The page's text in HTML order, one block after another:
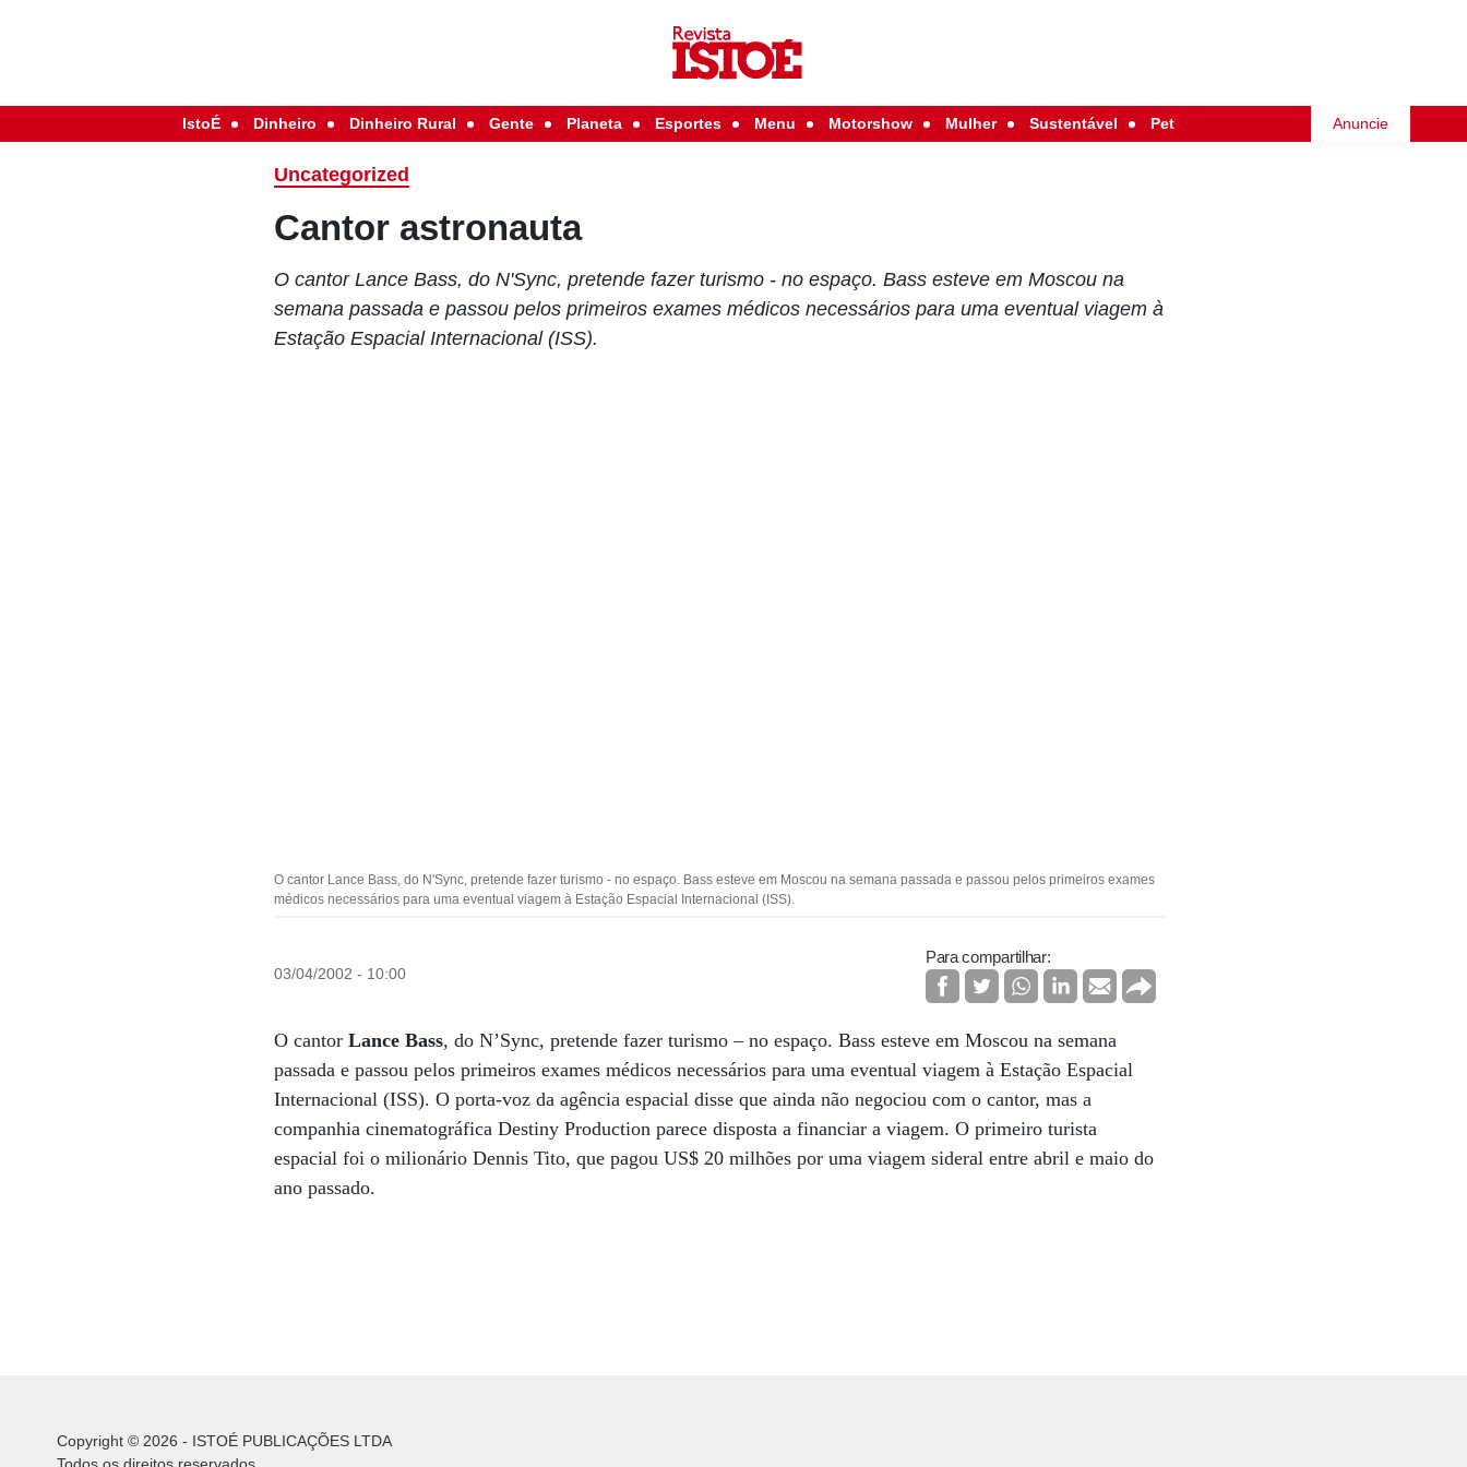
IstoÉ Dinheiro Dinheiro Rural Gente Planeta Esportes Menu Motorshow Mulher Sustentável Pet Anuncie
Uncategorized
Cantor astronauta
O cantor Lance Bass, do N'Sync, pretende fazer turismo - no espaço. Bass esteve em Moscou na
semana passada e passou pelos primeiros exames médicos necessários para uma eventual viagem à
Estação Espacial Internacional (ISS).
O cantor Lance Bass, do N'Sync, pretende fazer turismo - no espaço. Bass esteve em Moscou na semana passada e passou pelos primeiros exames
médicos necessários para uma eventual viagem à Estação Espacial Internacional (ISS).
03/04/2002 - 10:00
Para compartilhar:
O cantorLance Bass, do N’Sync, pretende fazer turismo – no espaço. Bass esteve em Moscou na semana
passada e passou pelos primeiros exames médicos necessários para uma eventual viagem à Estação Espacial
Internacional (ISS). O porta-voz da agência espacial disse que ainda não negociou com o cantor, mas a
companhia cinematográfica Destiny Production parece disposta a financiar a viagem. O primeiro turista
espacial foi o milionário Dennis Tito, que pagou US$ 20 milhões por uma viagem sideral entre abril e maio do
ano passado.
Copyright © 2026 - ISTOÉ PUBLICAÇÕES LTDA